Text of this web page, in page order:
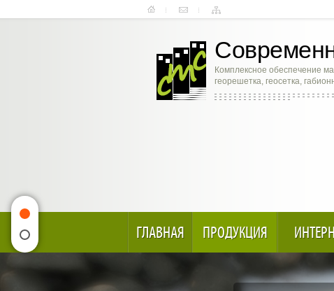
Комплексное обеспечение
георешетка, геосетка,
ГЛАВНАЯ ПРОДУКЦИЯ